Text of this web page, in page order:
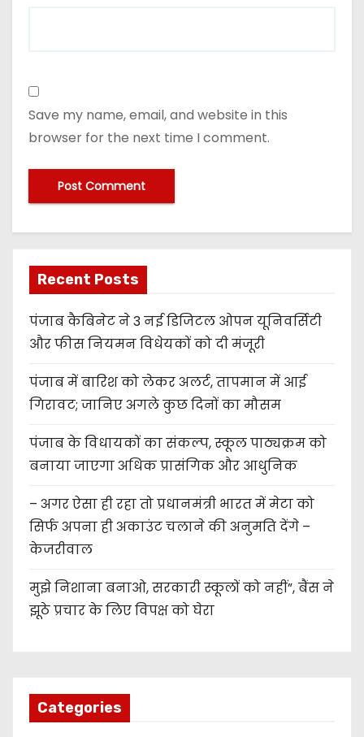
Save my name, email, and website in this
browser for the next time I comment.
Recent Posts
पंजाब कैबिनेट ने 3 नई डिजिटल ओपन यूनिवर्सिटी
और फीस नियमन विधेयकों को दी मंजूरी
पंजाब में बारिश को लेकर अलर्ट, तापमान में आई
गिरावट; जानिए अगले कुछ दिनों का मौसम
पंजाब के विधायकों का संकल्प, स्कूल पाठ्यक्रम को
बनाया जाएगा अधिक प्रासंगिक और आधुनिक
– अगर ऐसा ही रहा तो प्रधानमंत्री भारत में मेटा को
सिर्फ अपना ही अकाउंट चलाने की अनुमति देंगे –
केजरीवाल
मुझे निशाना बनाओ, सरकारी स्कूलों को नहीं”, बैंस ने
झूठे प्रचार के लिए विपक्ष को घेरा
Categories